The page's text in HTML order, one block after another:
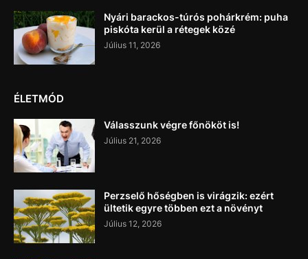
Nyári barackos-túrós pohárkrém: puha
piskóta kerül a rétegek közé
Július 11, 2026
ÉLETMÓD
Válasszunk végre főnököt is!
Július 21, 2026
Perzselő hőségben is virágzik: ezért
ültetik egyre többen ezt a növényt
Július 12, 2026